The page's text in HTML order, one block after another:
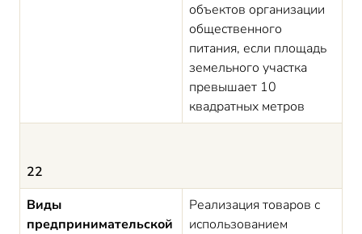
объектов организации
общественного
питания, если площадь
земельного участка
превышает 10
квадратных метров
22
Виды
предпринимательской
Реализация товаров с
использованием